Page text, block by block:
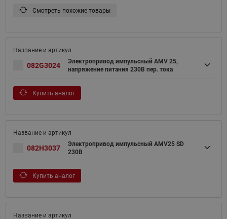
Смотреть похожие товары
082G3024
Электропривод импульсный AMV 25,
напряжение питания 230В пер. тока
Купить аналог
082H3037
Электропривод импульсный AMV25 SD
230В
Купить аналог